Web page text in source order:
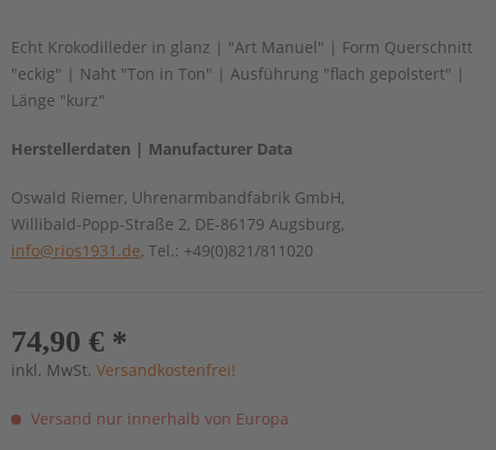
Echt Krokodilleder in glanz | "Art Manuel" | Form Querschnitt
"eckig" | Naht "Ton in Ton" | Ausführung "flach gepolstert" |
Länge "kurz"
Herstellerdaten | Manufacturer Data
Oswald Riemer, Uhrenarmbandfabrik GmbH,
Willibald-Popp-Straße 2, DE-86179 Augsburg,
info@rios1931.de, Tel.: +49(0)821/811020
74,90 € *
inkl. MwSt. Versandkostenfrei!
Versand nur innerhalb von Europa